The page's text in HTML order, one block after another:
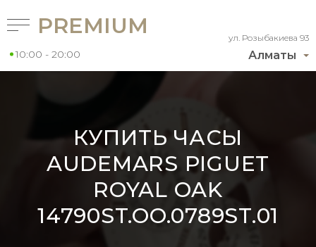
Алматы
ул. Розыбакиева 93
PREMIUM
10:00 - 20:00
КУПИТЬ ЧАСЫ
AUDEMARS PIGUET
ROYAL OAK
14790ST.OO.0789ST.01